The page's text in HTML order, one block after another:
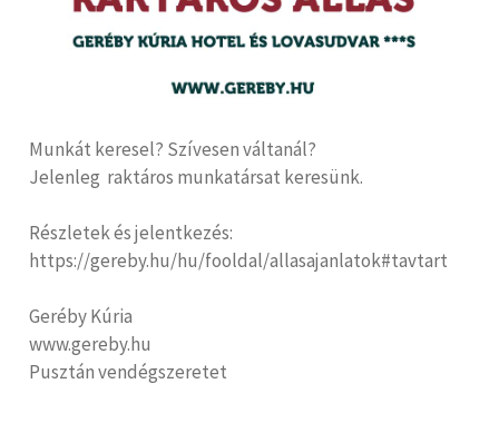
Munkát keresel? Szívesen váltanál?
Jelenleg raktáros munkatársat keresünk.
Részletek és jelentkezés:
https://gereby.hu/hu/fooldal/allasajanlatok#tavtart
Geréby Kúria
www.gereby.hu
Pusztán vendégszeretet